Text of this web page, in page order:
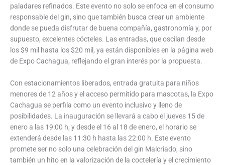
paladares refinados. Este evento no solo se enfoca en el consumo
responsable del gin, sino que también busca crear un ambiente
donde se pueda disfrutar de buena compañía, gastronomía y, por
supuesto, excelentes cócteles. Las entradas, que oscilan desde
los $9 mil hasta los $20 mil, ya están disponibles en la página web
de Expo Cachagua, reflejando el gran interés por la propuesta.
Con estacionamientos liberados, entrada gratuita para niños
menores de 12 años y el acceso permitido para mascotas, la Expo
Cachagua se perfila como un evento inclusivo y lleno de
posibilidades. La inauguración se llevará a cabo el jueves 15 de
enero a las 19:00 h, y desde el 16 al 18 de enero, el horario se
extenderá desde las 11:30 h hasta las 22:00 h. Este evento
promete ser no solo una celebración del gin Malcriado, sino
también un hito en la valorización de la coctelería y el crecimiento